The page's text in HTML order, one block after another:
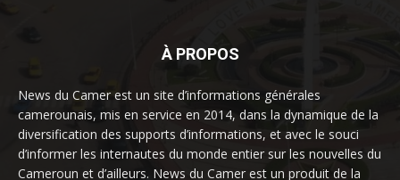
À PROPOS
News du Camer est un site d’informations générales
camerounais, mis en service en 2014, dans la dynamique de la
diversification des supports d’informations, et avec le souci
d’informer les internautes du monde entier sur les nouvelles du
Cameroun et d’ailleurs. News du Camer est un produit de la